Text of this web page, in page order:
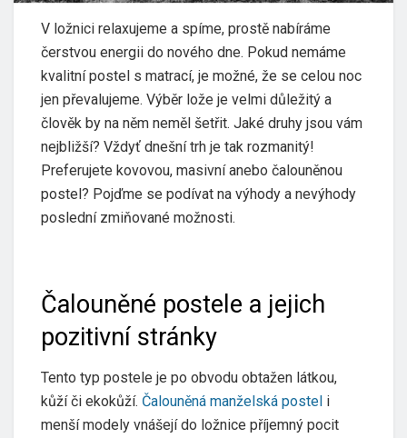
V ložnici relaxujeme a spíme, prostě nabíráme
čerstvou energii do nového dne. Pokud nemáme
kvalitní postel s matrací, je možné, že se celou noc
jen převalujeme. Výběr lože je velmi důležitý a
člověk by na něm neměl šetřit. Jaké druhy jsou vám
nejbližší? Vždyť dnešní trh je tak rozmanitý!
Preferujete kovovou, masivní anebo čalouněnou
postel? Pojďme se podívat na výhody a nevýhody
poslední zmiňované možnosti.
Čalouněné postele a jejich
pozitivní stránky
Tento typ postele je po obvodu obtažen látkou,
kůží či ekokůží. Čalouněná manželská postel i
menší modely vnášejí do ložnice příjemný pocit